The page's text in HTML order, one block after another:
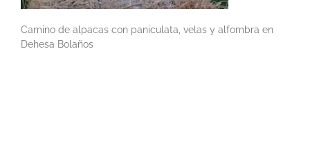
Camino de alpacas con paniculata, velas y alfombra en
Dehesa Bolaños